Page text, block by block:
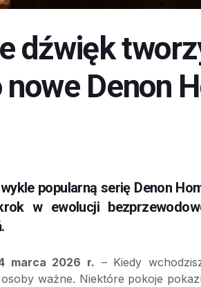
dźwięk
Denon
popularną serię Denon
w ewolucji
marca 2026 r. – Kiedy
ważne. Niektóre pokoje